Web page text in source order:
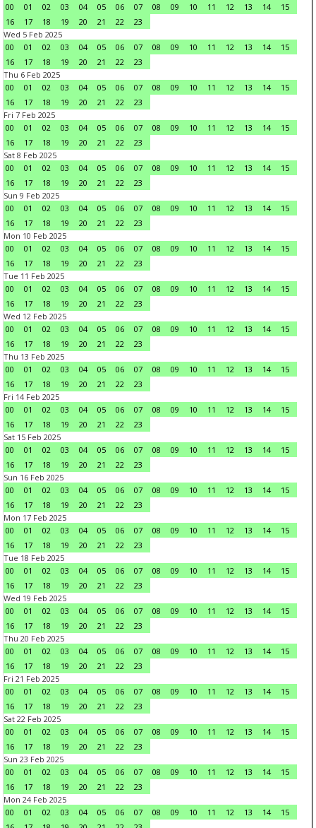
00
01 02 03 04 05 06 07 08 09 10 11 12 13 14
15
16
17 18 19 20 21 22
23
Wed 5 Feb 2025
00
01 02 03 04 05 06 07 08 09 10 11 12 13 14
15
16
17 18 19 20 21 22
23
Thu 6 Feb 2025
00
01 02 03 04 05 06 07 08 09 10 11 12 13 14
15
16
17 18 19 20 21 22
23
Fri 7 Feb 2025
00
01 02 03 04 05 06 07 08 09 10 11 12 13 14
15
16
17 18 19 20 21 22
23
Sat 8 Feb 2025
00
01 02 03 04 05 06 07 08 09 10 11 12 13 14
15
16
17 18 19 20 21 22
23
Sun 9 Feb 2025
00
01 02 03 04 05 06 07 08 09 10 11 12 13 14
15
16
17 18 19 20 21 22
23
Mon 10 Feb 2025
00
01 02 03 04 05 06 07 08 09 10 11 12 13 14
15
16
17 18 19 20 21 22
23
Tue 11 Feb 2025
00
01 02 03 04 05 06 07 08 09 10 11 12 13 14
15
16
17 18 19 20 21 22
23
Wed 12 Feb 2025
00
01 02 03 04 05 06 07 08 09 10 11 12 13 14
15
16
17 18 19 20 21 22
23
Thu 13 Feb 2025
00
01 02 03 04 05 06 07 08 09 10 11 12 13 14
15
16
17 18 19 20 21 22
23
Fri 14 Feb 2025
00
01 02 03 04 05 06 07 08 09 10 11 12 13 14
15
16
17 18 19 20 21 22
23
Sat 15 Feb 2025
00
01 02 03 04 05 06 07 08 09 10 11 12 13 14
15
16
17 18 19 20 21 22
23
Sun 16 Feb 2025
00
01 02 03 04 05 06 07 08 09 10 11 12 13 14
15
16
17 18 19 20 21 22
23
Mon 17 Feb 2025
00
01 02 03 04 05 06 07 08 09 10 11 12 13 14
15
16
17 18 19 20 21 22
23
Tue 18 Feb 2025
00
01 02 03 04 05 06 07 08 09 10 11 12 13 14
15
16
17 18 19 20 21 22
23
Wed 19 Feb 2025
00
01 02 03 04 05 06 07 08 09 10 11 12 13 14
15
16
17 18 19 20 21 22
23
Thu 20 Feb 2025
00
01 02 03 04 05 06 07 08 09 10 11 12 13 14
15
16
17 18 19 20 21 22
23
Fri 21 Feb 2025
00
01 02 03 04 05 06 07 08 09 10 11 12 13 14
15
16
17 18 19 20 21 22
23
Sat 22 Feb 2025
00
01 02 03 04 05 06 07 08 09 10 11 12 13 14
15
16
17 18 19 20 21 22
23
Sun 23 Feb 2025
00
01 02 03 04 05 06 07 08 09 10 11 12 13 14
15
16
17 18 19 20 21 22
23
Mon 24 Feb 2025
00
01 02 03 04 05 06 07 08 09 10 11 12 13 14
15